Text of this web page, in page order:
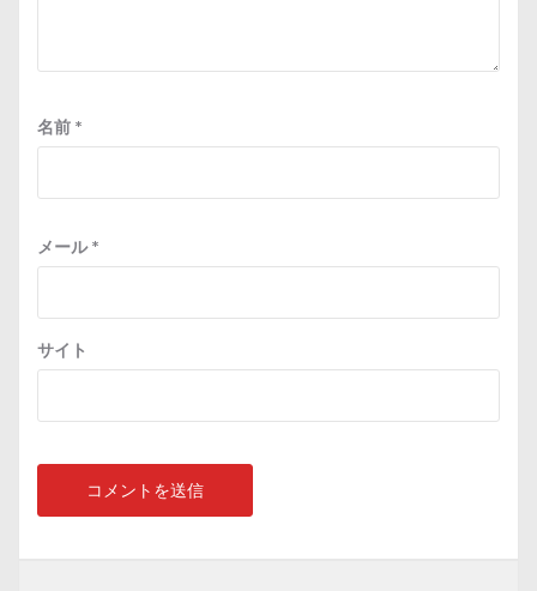
名前 *
メール*
サイト